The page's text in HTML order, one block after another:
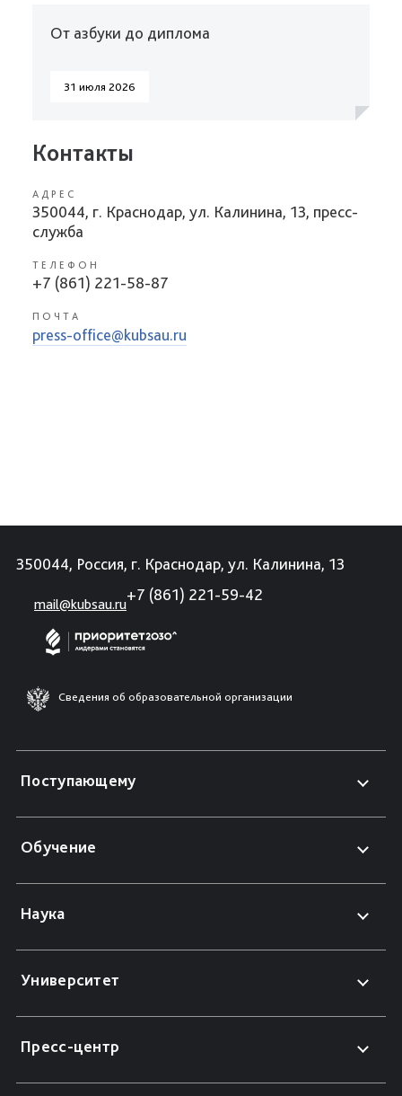
От азбуки до диплома
31 июля 2026
Контакты
АДРЕС
350044, г. Краснодар, ул. Калинина, 13, пресс-
служба
ТЕЛЕФОН
+7 (861) 221-58-87
ПОЧТА
press-office@kubsau.ru
350044, Россия, г. Краснодар, ул. Калинина, 13
mail@kubsau.ru
+7 (861) 221-59-42
Сведения об образовательной организации
Поступающему
Обучение
Наука
Университет
Пресс-центр